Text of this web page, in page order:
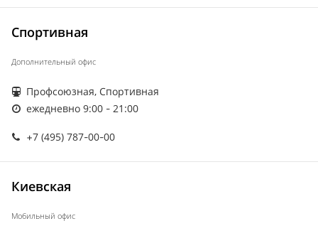
Спортивная
Дополнительный офис
Профсоюзная, Спортивная
ежедневно 9:00 - 21:00
+7 (495) 787-00-00
Киевская
Мобильный офис